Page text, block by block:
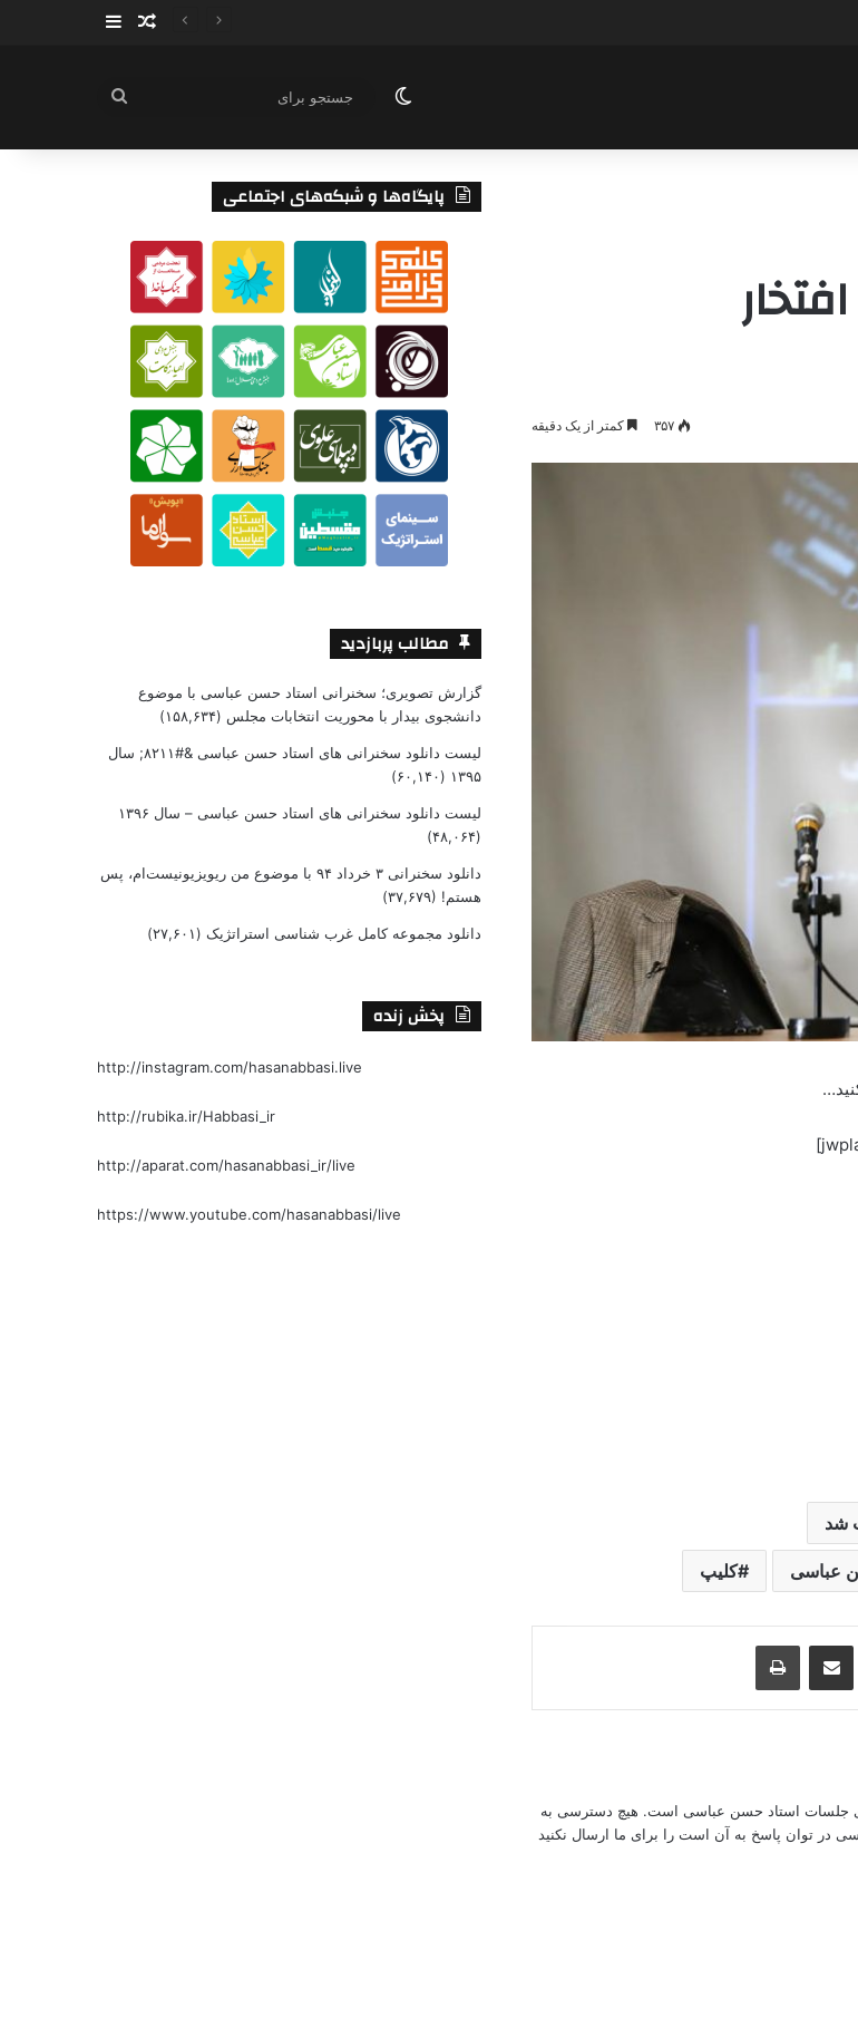
۱۴۰۰ نوشته تصادفی
سایدبار
تغییر پوسته
جستجو
۳۵۷ کمتر از یک دقیقه
شد
عباسی کلیپ
اشتراک گذاری از طریق ایمیل چاپ
جلسات استاد حسن عباسی است. هیچ دسترسی به
در توان پاسخ به آن است را برای ما ارسال نکنید
پایگاه‌ها و شبکه‌های اجتماعی
مطالب پربازدید
گزارش تصویری؛ سخنرانی استاد حسن عباسی با موضوع
دانشجوی بیدار با محوریت انتخابات مجلس (۱۵۸,۶۳۴)
لیست دانلود سخنرانی های استاد حسن عباسی &#۸۲۱۱; سال
۱۳۹۵ (۶۰,۱۴۰)
لیست دانلود سخنرانی های استاد حسن عباسی – سال ۱۳۹۶
(۴۸,۰۶۴)
دانلود سخنرانی ۳ خرداد ۹۴ با موضوع من ریویزیونیست‌ام، پس
هستم! (۳۷,۶۷۹)
دانلود مجموعه کامل غرب شناسی استراتژیک (۲۷,۶۰۱)
پخش زنده
http://instagram.com/hasanabbasi.live
http://rubika.ir/Habbasi_ir
http://aparat.com/hasanabbasi_ir/live
https://www.youtube.com/hasanabbasi/live